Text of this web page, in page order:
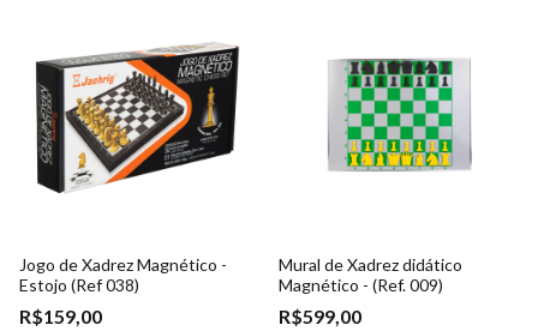
Jogo de Xadrez Magnético -
Estojo (Ref 038)
R$159,00
Mural de Xadrez didático
Magnético - (Ref. 009)
R$599,00